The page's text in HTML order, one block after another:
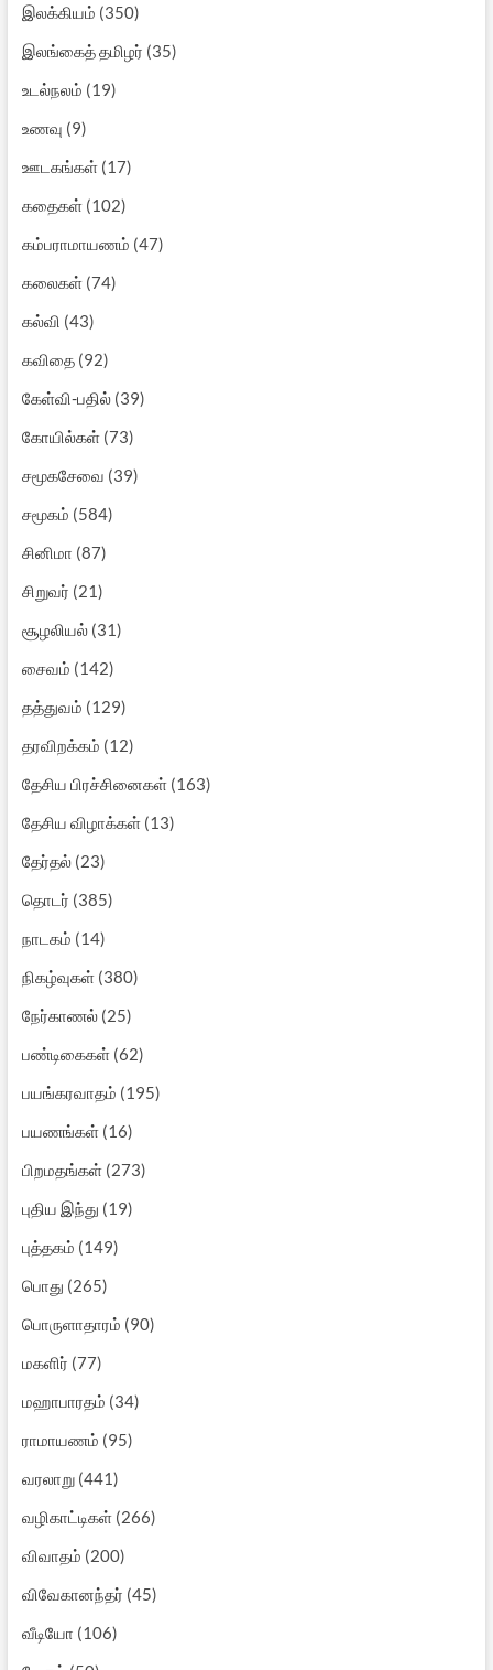
இலக்கியம் (350)
இலங்கைத் தமிழர் (35)
உடல்நலம் (19)
உணவு (9)
ஊடகங்கள்(17)
கதைகள்(102)
கம்பராமாயணம் (47)
கலைகள்(74)
கல்வி (43)
கவிதை(92)
கேள்வி-பதில்(39)
கோயில்கள்(73)
சமூகசேவை (39)
சமூகம் (584)
சினிமா (87)
சிறுவர் (21)
சூழலியல்(31)
சைவம் (142)
தத்துவம் (129)
தரவிறக்கம் (12)
தேசிய பிரச்சினைகள்(163)
தேசிய விழாக்கள்(13)
தேர்தல்(23)
தொடர் (385)
நாடகம் (14)
நிகழ்வுகள்(380)
நேர்காணல்(25)
பண்டிகைகள்(62)
பயங்கரவாதம் (195)
பயணங்கள்(16)
பிறமதங்கள்(273)
புதிய இந்து (19)
புத்தகம் (149)
பொது (265)
பொருளாதாரம் (90)
மகளிர் (77)
மஹாபாரதம் (34)
ராமாயணம் (95)
வரலாறு(441)
வழிகாட்டிகள்(266)
விவாதம் (200)
விவேகானந்தர் (45)
வீடியோ (106)